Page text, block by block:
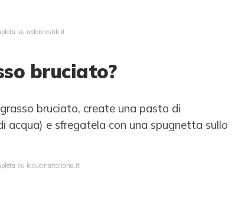
su redomestik.it
bruciato?
bruciato, create una pasta di
e sfregatela con una spugnetta sullo
su lacucinaitaliana.it